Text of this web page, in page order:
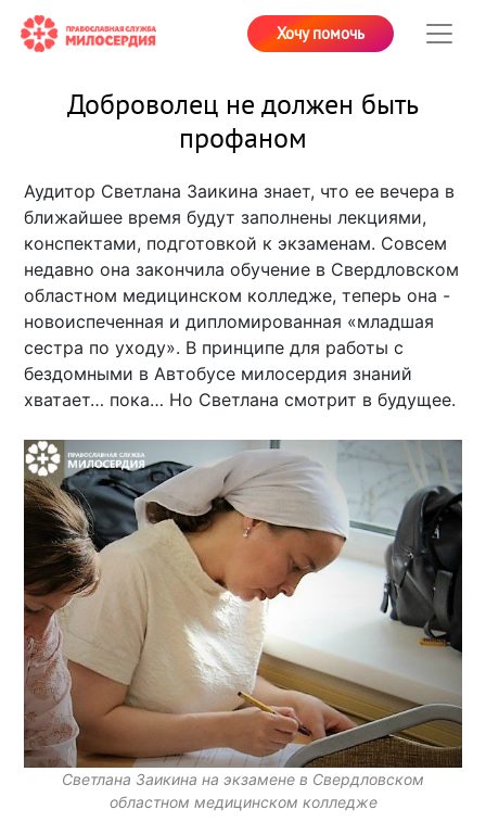
Хочу помочь
Доброволец не должен быть
профаном
Аудитор Светлана Заикина знает, что ее вечера в
ближайшее время будут заполнены лекциями,
конспектами, подготовкой к экзаменам. Совсем
недавно она закончила обучение в Свердловском
областном медицинском колледже, теперь она -
новоиспеченная и дипломированная «младшая
сестра по уходу». В принципе для работы с
бездомными в Автобусе милосердия знаний
хватает… пока… Но Светлана смотрит в будущее.
Светлана Заикина на экзамене в Свердловском
областном медицинском колледже